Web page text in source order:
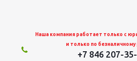
Наша компания работает только с
и только по безналичному
+7 846 207-